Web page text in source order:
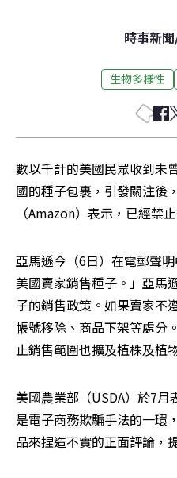
時事新聞
生物多樣性
數以千計的美國民眾收到未
國的種子包裹，引發關注後
（Amazon）表示，已經禁
亞馬遜今（6日）在電郵聲
美國賣家銷售種子。」亞馬
子的銷售政策。如果賣家不
帳號移除、商品下架等處分
止銷售範圍也擴及植株及植
美國農業部（USDA）於7
是電子商務欺騙手法的一環
品來捏造不實的正面評論，